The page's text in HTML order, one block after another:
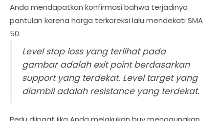
Anda mendapatkan konfirmasi bahwa terjadinya
pantulan karena harga terkoreksi lalu mendekati SMA
50.
Level stop loss yang terlihat pada
gambar adalah exit point berdasarkan
support yang terdekat. Level target yang
diambil adalah resistance yang terdekat.